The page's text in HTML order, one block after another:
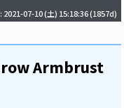
2021-07-10 (土) 15:18:36(1857d)
Armbrust